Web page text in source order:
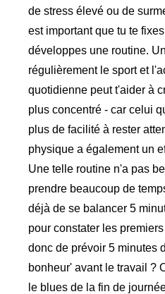
de stress élevé ou de
est important que tu te
développes une routine.
régulièrement le sport et
quotidienne peut t'aider à
plus concentré - car celui
plus de facilité à rester
physique a également un
Une telle routine n'a pas
prendre beaucoup de
déjà de se balancer 5
pour constater les
donc de prévoir 5 minutes
bonheur' avant le travail ?
le blues de la fin de